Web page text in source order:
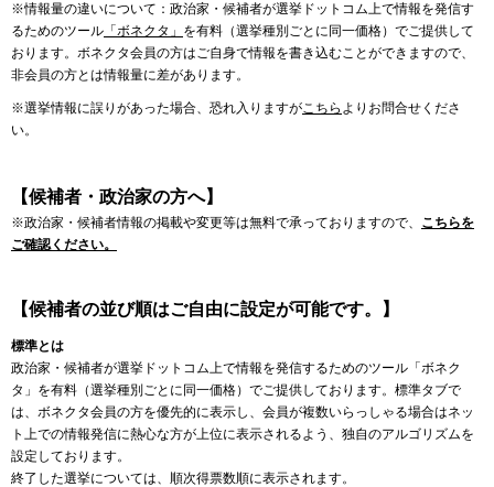
※情報量の違いについて：政治家・候補者が選挙ドットコム上で情報を発信す
るためのツール 「ボネクタ」 を有料（選挙種別ごとに同一価格）でご提供して
おります。ボネクタ会員の方はご自身で情報を書き込むことができますので、
非会員の方とは情報量に差があります。
※選挙情報に誤りがあった場合、恐れ入りますがこちら よりお問合せくださ
い。
【候補者・政治家の方へ】
※政治家・候補者情報の掲載や変更等は無料で承っておりますので、 こちらを
ご確認ください。
【候補者の並び順はご自由に設定が可能です。】
標準とは
政治家・候補者が選挙ドットコム上で情報を発信するためのツール「ボネク
タ」を有料（選挙種別ごとに同一価格）でご提供しております。標準タブで
は、ボネクタ会員の方を優先的に表示し、会員が複数いらっしゃる場合はネッ
ト上での情報発信に熱心な方が上位に表示されるよう、独自のアルゴリズムを
設定しております。
終了した選挙については、順次得票数順に表示されます。